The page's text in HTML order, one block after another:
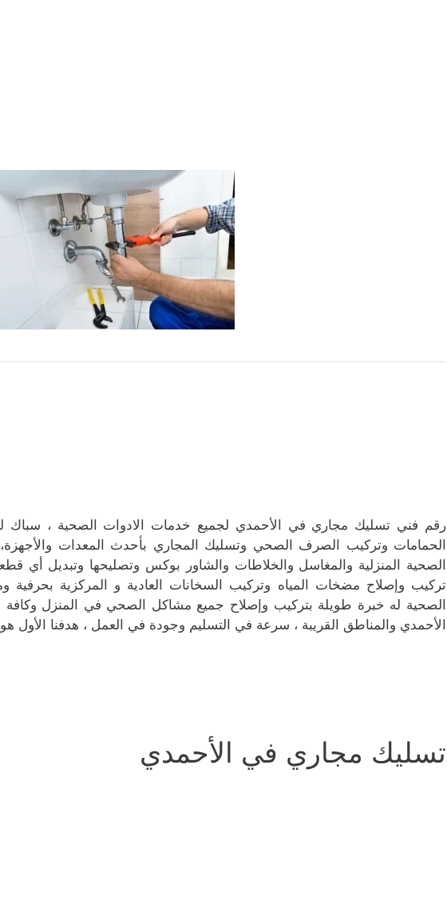
رقم فني تسليك مجاري في الأحمدي لجميع خدمات الادوات الصحية ، سباك
الحمامات وتركيب الصرف الصحي وتسليك المجاري بأحدث المعدات
الصحية المنزلية والمغاسل والخلاطات والشاور بوكس وتصليحها وتبديل أي
تركيب وإصلاح مضخات المياه وتركيب السخانات العادية و المركزية بحرفية
الصحية له خبرة طويلة بتركيب وإصلاح جميع مشاكل الصحي في المنزل وكافة
الأحمدي والمناطق القريبة ، سرعة في التسليم وجودة في العمل ، هدفنا الأول
تسليك مجاري في الأحمدي